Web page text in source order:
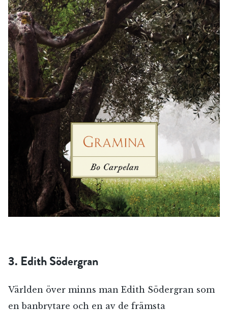
3. Edith Södergran
Världen över minns man Edith Södergran som
en banbrytare och en av de främsta